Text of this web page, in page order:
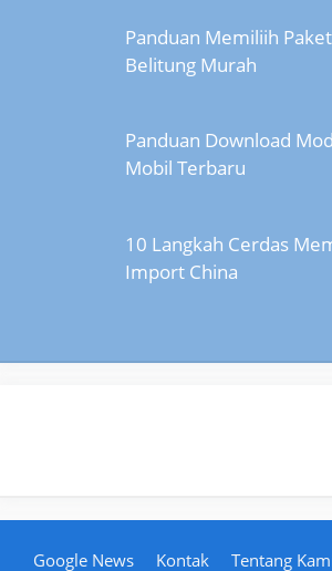
Panduan Memiliih
Belitung Murah
Panduan Download
Mobil Terbaru
10 Langkah Cerdas
Import China
Google News Kontak Tentang